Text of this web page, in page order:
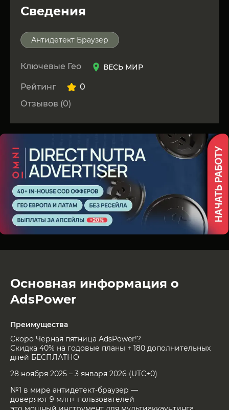
Сведения
Антидетект Браузер
Ключевые Гео ВЕСЬ МИР
Рейтинг
0
Отзывов (0)
Основная информация о
AdsPower
Преимущества
Скоро Черная пятница AdsPower!?
Скидка 40% на годовые планы + 180 дополнительных
дней БЕСПЛАТНО
28 ноября 2025 – 3 января 2026 (UTC+0)
№1 в мире антидетект-браузер —
доверяют 9 млн+ пользователей